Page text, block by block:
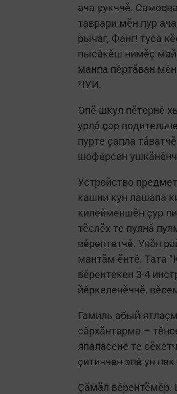
ача ҫукччӗ.
таврари мӗн пур
рычаг, Фанг! туса
пысӑкӗш нимӗҫ
манпа пӗртӑван
ЧУИ.
Эпӗ шкул пӗтернӗ
урлӑ ҫар
пурте ҫапла
шоферсен
Устройство
кашни кун лашапа
килейменшӗн ҫур
тӗслӗх те пулнӑ
вӗрентетчӗ. Унӑн
мантӑм ӗнтӗ. Тата
вӗрентекен 3-4
йӗркеленӗччӗ,
Гамиль абый
сӑрхӑнтарма –
япаласене те
ҫитиччен эпӗ ун
Ҫӑмӑл вӗрентӗмӗр.